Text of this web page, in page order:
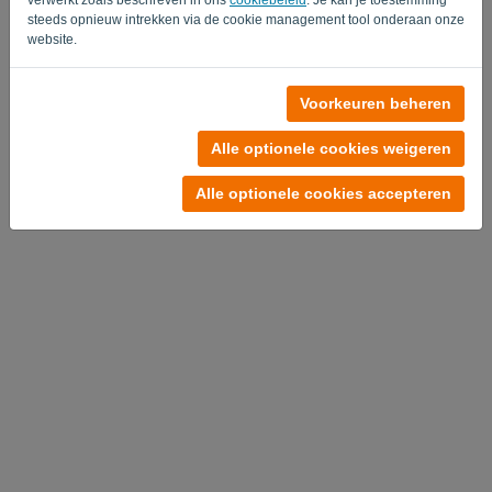
steeds opnieuw intrekken via de cookie management tool onderaan onze
website.
Voorkeuren beheren
Alle optionele cookies weigeren
Alle optionele cookies accepteren